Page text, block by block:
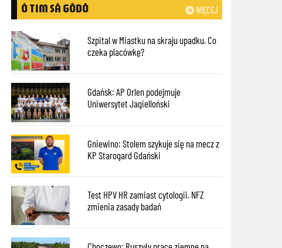
WIĘCEJ
Ò TIM SÃ GÔDÔ
Szpital w Miastku na skraju upadku. Co
czeka placówkę?
Gdańsk: AP Orlen podejmuje
Uniwersytet Jagielloński
Gniewino: Stolem szykuje się na mecz z
KP Starogard Gdański
Test HPV HR zamiast cytologii. NFZ
zmienia zasady badań